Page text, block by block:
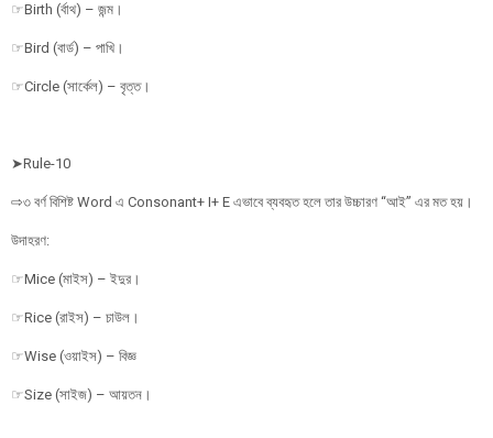
☞Birth (র্বাথ) – জন্ম।
☞Bird (বার্ড) – পাখি।
☞Circle (সার্কেল) – বৃত্ত।
➤Rule-10
⇨৩ বর্ণ বিশিষ্ট Word এ Consonant+ I+ E এভাবে ব্যবহৃত হলে তার উচ্চারণ “আই” এর মত হয়।
উদাহরণ:
☞Mice (মাইস) – ইদুর।
☞Rice (রাইস) – চাউল।
☞Wise (ওয়াইস) – বিজ্ঞ
☞Size (সাইজ) – আয়তন।